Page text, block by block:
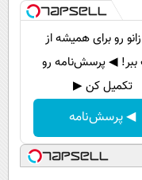
رو برای همیشه از
ببر! ◀ پرسش‌نامه رو
تکمیل کن ▶
◀ پرسش‌نامه